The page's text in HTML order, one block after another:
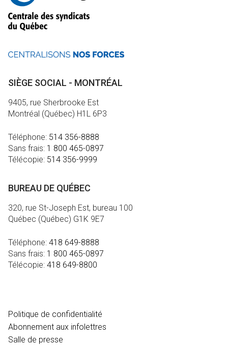
SIÈGE SOCIAL - MONTRÉAL
9405, rue Sherbrooke Est
Montréal (Québec) H1L 6P3
Téléphone: 514 356-8888
Sans frais: 1 800 465-0897
Télécopie: 514 356-9999
BUREAU DE QUÉBEC
320, rue St-Joseph Est, bureau 100
Québec (Québec) G1K 9E7
Téléphone: 418 649-8888
Sans frais: 1 800 465-0897
Télécopie: 418 649-8800
Politique de confidentialité
Abonnement aux infolettres
Salle de presse